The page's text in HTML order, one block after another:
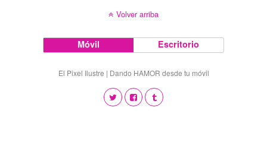
Volver arriba
Móvil Escritorio
El Pixel Ilustre | Dando HAMOR desde tu móvil